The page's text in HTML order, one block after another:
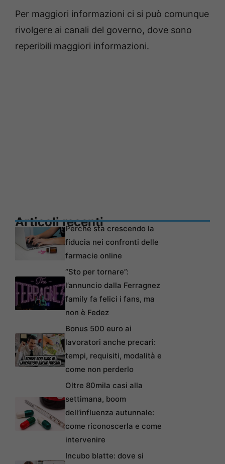
Per maggiori informazioni ci si può comunque
rivolgere ai canali del governo, dove sono
reperibili maggiori informazioni.
Articoli recentiPerché sta crescendo la
fiducia nei confronti delle
farmacie online
“Sto per tornare”:
l’annuncio dalla Ferragnez
family fa felici i fans, ma
non è Fedez
Bonus 500 euro ai
lavoratori anche precari:
tempi, requisiti, modalità e
come non perderlo
Oltre 80mila casi alla
settimana, boom
dell’influenza autunnale:
come riconoscerla e come
intervenire
Incubo blatte: dove si